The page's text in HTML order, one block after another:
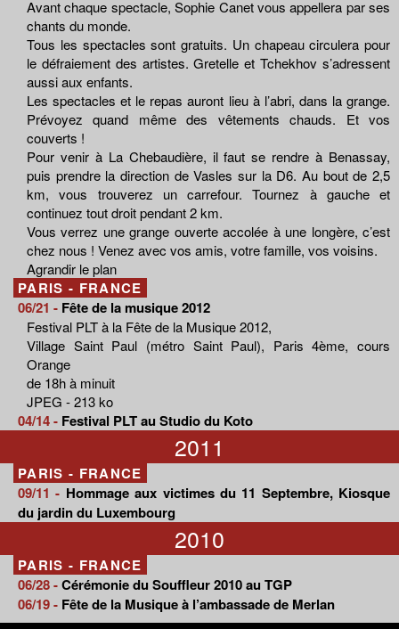
Avant chaque spectacle, Sophie Canet vous appellera par ses
chants du monde.
Tous les spectacles sont gratuits. Un chapeau circulera pour
le défraiement des artistes. Gretelle et Tchekhov s’adressent
aussi aux enfants.
Les spectacles et le repas auront lieu à l’abri, dans la grange.
Prévoyez quand même des vêtements chauds. Et vos
couverts !
Pour venir à La Chebaudière, il faut se rendre à Benassay,
puis prendre la direction de Vasles sur la D6. Au bout de 2,5
km, vous trouverez un carrefour. Tournez à gauche et
continuez tout droit pendant 2 km.
Vous verrez une grange ouverte accolée à une longère, c’est
chez nous ! Venez avec vos amis, votre famille, vos voisins.
Agrandir le plan
PARIS - FRANCE
06/21 - Fête de la musique 2012
Festival PLT à la Fête de la Musique 2012,
Village Saint Paul (métro Saint Paul), Paris 4ème, cours
Orange
de 18h à minuit
JPEG - 213 ko
04/14 - Festival PLT au Studio du Koto
2011
PARIS - FRANCE
09/11 - Hommage aux victimes du 11 Septembre, Kiosque
du jardin du Luxembourg
2010
PARIS - FRANCE
06/28 -Cérémonie du Souffleur 2010 au TGP
06/19 - Fête de la Musique à l’ambassade de Merlan